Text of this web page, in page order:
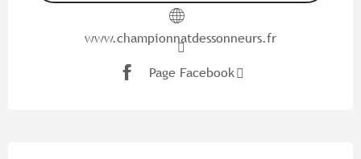
www.championnatdessonneurs.fr
Page Facebook